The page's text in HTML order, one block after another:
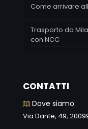
Come arrivare
Trasporto da
con NCC
CONTATTI
Dove siamo:
Via Dante, 49,